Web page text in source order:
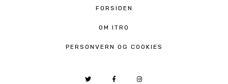
FORSIDEN
OM ITRO
PERSONVERN OG COOKIES